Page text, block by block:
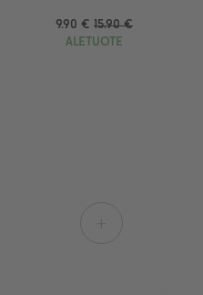
9.90 € 15.90 €
ALETUOTE